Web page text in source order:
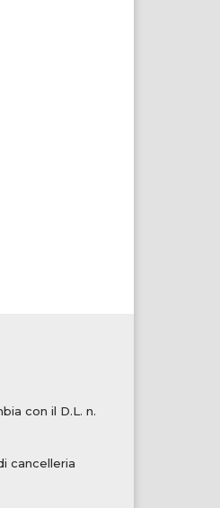
con il D.L. n.
cancelleria